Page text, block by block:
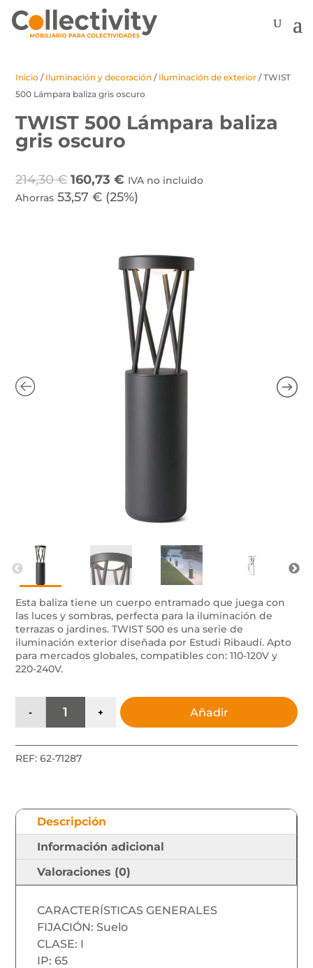
Inicio / Iluminación y decoración / Iluminación de exterior / TWIST
500 Lámpara baliza gris oscuro
TWIST 500 Lámpara baliza
gris oscuro
214,30€ El
precio
160,73€ El
precio
IVA no incluido
Ahorras 53,57€ (25%)
Esta baliza tiene un cuerpo entramado que juega con
las luces y sombras, perfecta para la iluminación de
terrazas o jardines. TWIST 500 es una serie de
iluminación exterior diseñada por Estudi Ribaudí. Apto
para mercados globales, compatibles con: 110-120V y
220-240V.
TWIST
baliza
- + Añadir
REF:62-71287
Descripción
Información adicional
Valoraciones (0)
CARACTERÍSTICAS GENERALES
FIJACIÓN: Suelo
CLASE: I
IP: 65